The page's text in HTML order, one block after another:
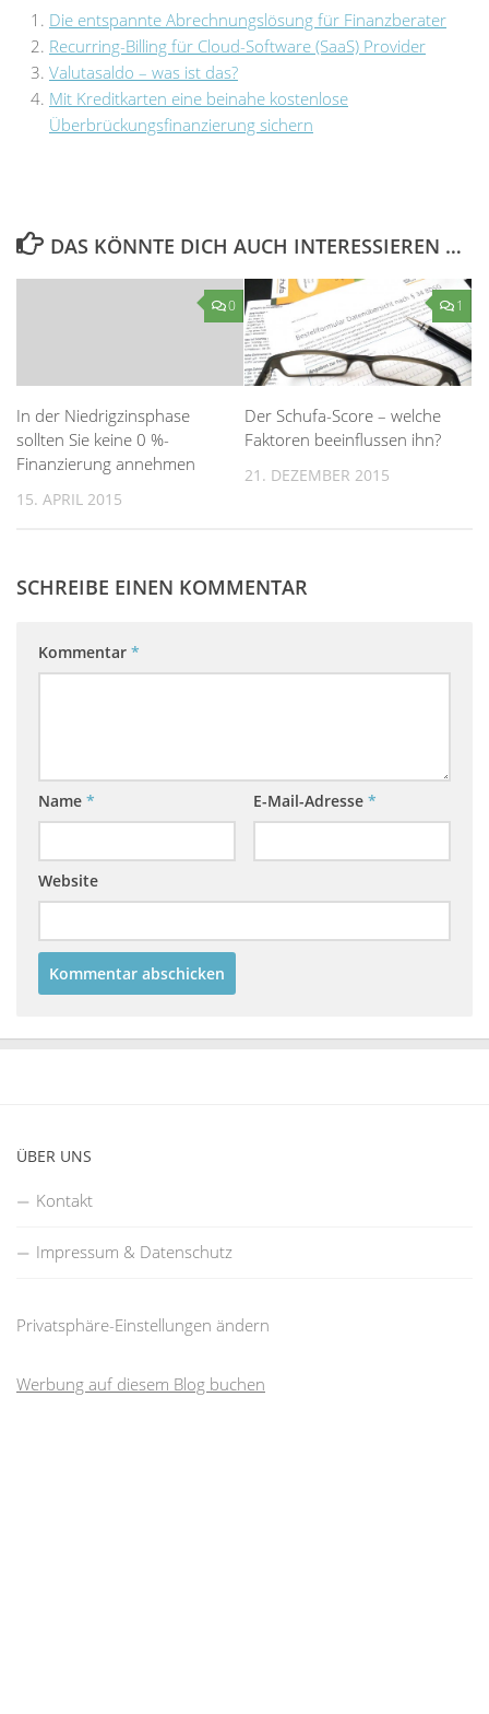
Die entspannte Abrechnungslösung für Finanzberater
Recurring-Billing für Cloud-Software (SaaS) Provider
Valutasaldo – was ist das?
Mit Kreditkarten eine beinahe kostenlose
Überbrückungsfinanzierung sichern
DAS KÖNNTE DICH AUCH INTERESSIEREN …
0
In der Niedrigzinsphase
sollten Sie keine 0 %-
Finanzierung annehmen
15. APRIL 2015
1
Der Schufa-Score – welche
Faktoren beeinflussen ihn?
21. DEZEMBER 2015
SCHREIBE EINEN KOMMENTAR
Kommentar *
Name * E-Mail-Adresse *
Website
ÜBER UNS
Kontakt
Impressum & Datenschutz
Privatsphäre-Einstellungen ändern
Werbung auf diesem Blog buchen